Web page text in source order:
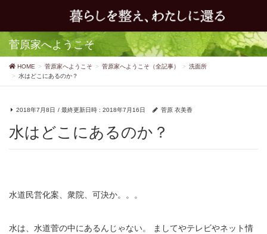
菅原家へようこそ
HOME 菅原家へようこそ 菅原家へようこそ（全記事）
洗面所
水はどこにあるのか？
2018年7月8日 / 最終更新日時 : 2018年7月16日 菅原 衣美香
水はどこにあるのか？
水道民営化案、衆院、可決か。。。
水は、水道菅の中にあるんじゃない。
ましてやテレビやネット情